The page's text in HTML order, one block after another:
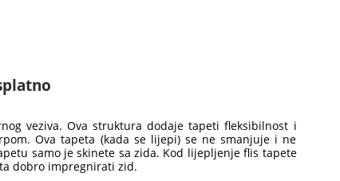
veziva. Ova struktura dodaje tapeti fleksibilnost i
Ova tapeta (kada se lijepi) se ne smanjuje i ne
samo je skinete sa zida. Kod lijepljenje flis tapete
dobro impregnirati zid.